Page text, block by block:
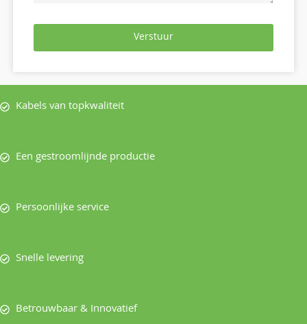
Verstuur
Kabels van topkwaliteit
Een gestroomlijnde productie
Persoonlijke service
Snelle levering
Betrouwbaar & Innovatief